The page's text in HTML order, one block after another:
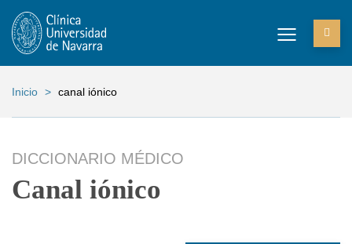
Inicio > canal iónico
DICCIONARIO MÉDICO
Canal iónico